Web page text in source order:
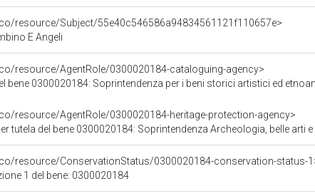
resource/Subject/55e40c546586a94834561121f110657e>
E Angeli
resource/AgentRole/0300020184-cataloguing-agency>
0300020184: Soprintendenza per i beni storici artistici ed etnoantropologici per
resource/AgentRole/0300020184-heritage-protection-agency>
tutela del bene 0300020184: Soprintendenza Archeologia, belle arti
resource/ConservationStatus/0300020184-conservation-status-
1 del bene: 0300020184